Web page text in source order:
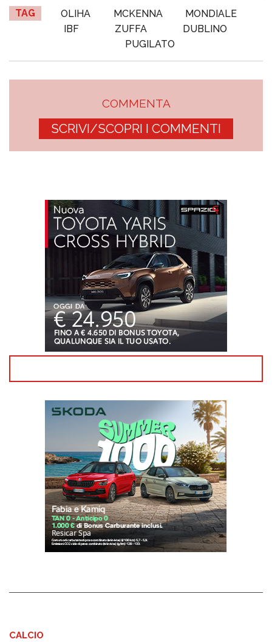
TAG OLIHA MCKENNA
MONDIALE
IBF
ZUFFA
DUBLINO
PUGILATO
COMMENTA
SCRIVI/SCOPRI I COMMENTI
CALCIO